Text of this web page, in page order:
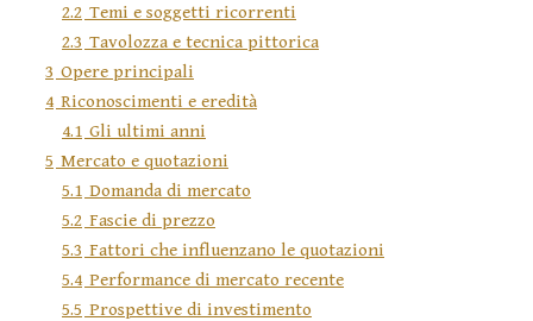
2.2 Temi e soggetti ricorrenti
2.3 Tavolozza e tecnica pittorica
3 Opere principali
4 Riconoscimenti e eredità
4.1 Gli ultimi anni
5 Mercato e quotazioni
5.1 Domanda di mercato
5.2 Fascie di prezzo
5.3 Fattori che influenzano le quotazioni
5.4 Performance di mercato recente
5.5 Prospettive di investimento